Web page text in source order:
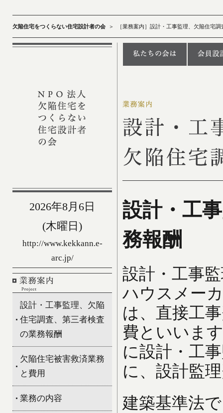
欠陥住宅をつくらない住宅設計者の会 ＞ ［業務案内］設計・工事監理、欠陥住宅
2026年8月6日
(木曜日)
http://www.kekkann.e-
arc.jp/
設計・工事監理、欠陥
住宅調査、第三者検査
の業務報酬
欠陥住宅被害救済業務
と費用
業務の内容
設計・工
務報酬
設計・工事
ハウスメー
は、直接工
費といいま
に設計・工
に、設計監
建築基準法